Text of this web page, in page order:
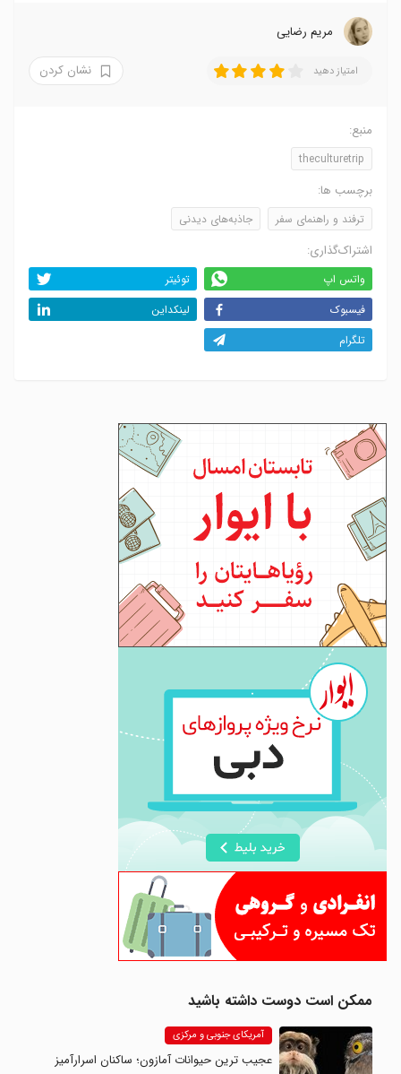
مریم رضایی
امتیاز دهید نشان کردن
منبع:
theculturetrip
برچسب ها:
ترفند و راهنمای سفر جاذبه‌های دیدنی
اشتراک‌گذاری:
واتس اپ
توئیتر
فیسبوک
لینکداین
تلگرام
ممکن است دوست داشته باشید
آمریکای جنوبی و مرکزی
عجیب ترین حیوانات آمازون؛ ساکنان اسرارآمیز